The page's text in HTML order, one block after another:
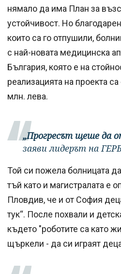
нямало да има План за
устойчивост. Но
които са го отпушили,
с най-новата медицинска
България, която е на
реализацията на проекта
млн. лева.
„Прогресът щеше да
заяви лидерът на
Той си пожела болницата
тъй като и магистралата е
Пловдив, че и от София
тук“. После похвали и
където "роботите са като
щъркели - да си играят